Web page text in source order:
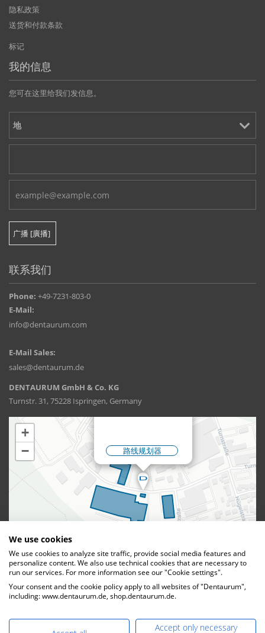
隐私政策
送货和付款条款
标记
我的信息
您可在这里给我们发信息。
联系我们
Phone: +49-7231-803-0
E-Mail:
info@dentaurum.com
E-Mail Sales:
sales@dentaurum.de
DENTAURUM GmbH & Co. KG
Turnstr. 31, 75228 Ispringen, Germany
We use cookies
We use cookies to analyze site traffic, provide social media features and
personalize content. We also use technical cookies that are necessary to
run our services. For more information see our "Cookie settings".
Your consent and the cookie policy apply to all websites of "Dentaurum",
including: www.dentaurum.de, shop.dentaurum.de.
Accept only necessary